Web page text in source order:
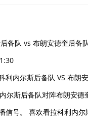
备队 vs 布朗安德奎后备
利内尔斯后备队 VS 布朗
尔斯后备队对阵布朗安
信号。 喜欢看拉科利内